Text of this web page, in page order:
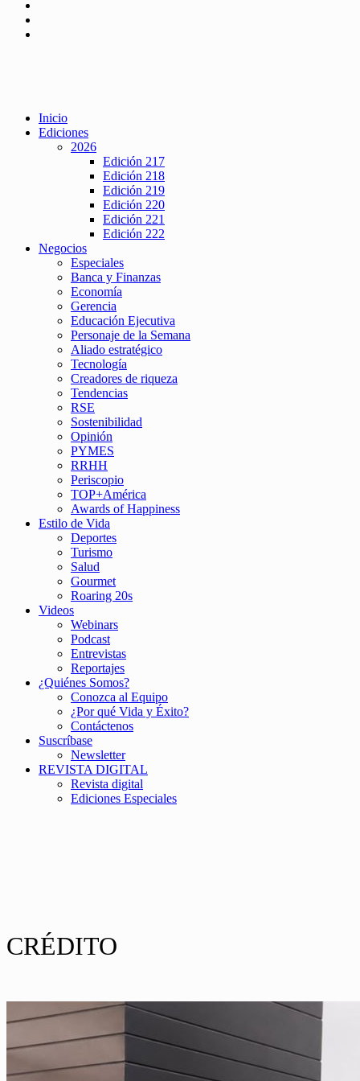
Inicio
Ediciones
2026
Edición 217
Edición 218
Edición 219
Edición 220
Edición 221
Edición 222
Negocios
Especiales
Banca y Finanzas
Economía
Gerencia
Educación Ejecutiva
Personaje de la Semana
Aliado estratégico
Tecnología
Creadores de riqueza
Tendencias
RSE
Sostenibilidad
Opinión
PYMES
RRHH
Periscopio
TOP+América
Awards of Happiness
Estilo de Vida
Deportes
Turismo
Salud
Gourmet
Roaring 20s
Videos
Webinars
Podcast
Entrevistas
Reportajes
¿Quiénes Somos?
Conozca al Equipo
¿Por qué Vida y Éxito?
Contáctenos
Suscríbase
Newsletter
REVISTA DIGITAL
Revista digital
Ediciones Especiales
CRÉDITO